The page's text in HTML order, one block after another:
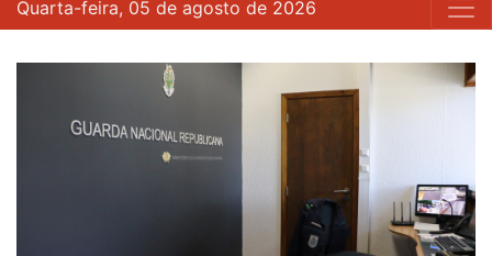
Quarta-feira, 05 de agosto de 2026